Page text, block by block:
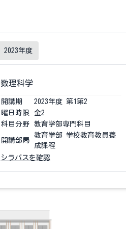
2023年度
数理科学
開講期 2023年度 第1第2
曜日時限
金2
科目分野
教育学部専門科目
開講部局
教育学部 学校教育教員養
成課程
シラバスを確認